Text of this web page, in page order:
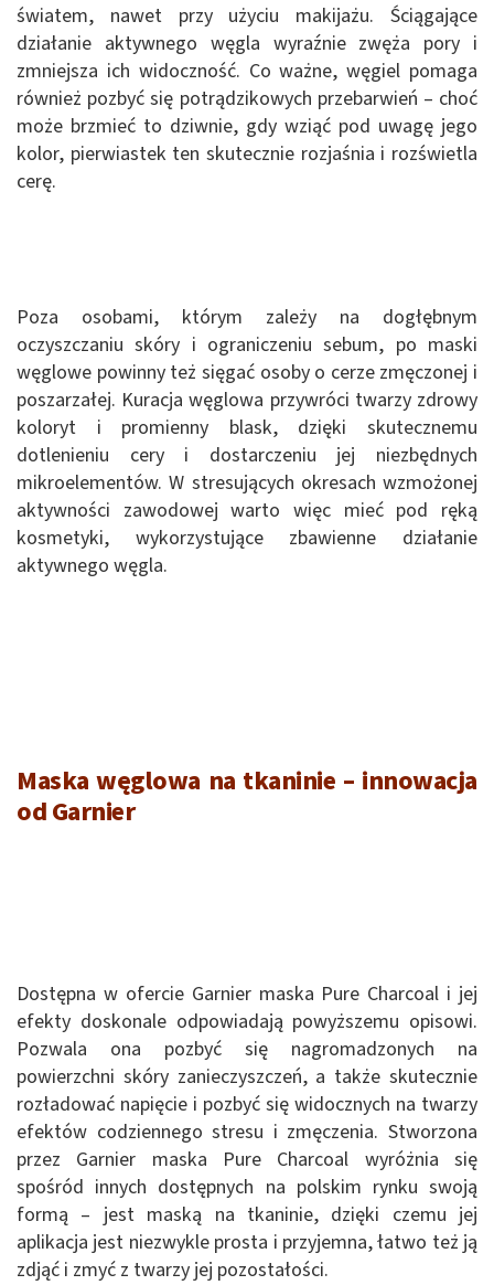
światem, nawet przy użyciu makijażu. Ściągające
działanie aktywnego węgla wyraźnie zwęża pory i
zmniejsza ich widoczność. Co ważne, węgiel pomaga
również pozbyć się potrądzikowych przebarwień – choć
może brzmieć to dziwnie, gdy wziąć pod uwagę jego
kolor, pierwiastek ten skutecznie rozjaśnia i rozświetla
cerę.
Poza osobami, którym zależy na dogłębnym
oczyszczaniu skóry i ograniczeniu sebum, po maski
węglowe powinny też sięgać osoby o cerze zmęczonej i
poszarzałej. Kuracja węglowa przywróci twarzy zdrowy
koloryt i promienny blask, dzięki skutecznemu
dotlenieniu cery i dostarczeniu jej niezbędnych
mikroelementów. W stresujących okresach wzmożonej
aktywności zawodowej warto więc mieć pod ręką
kosmetyki, wykorzystujące zbawienne działanie
aktywnego węgla.
Maska węglowa na tkaninie – innowacja
od Garnier
Dostępna w ofercie Garnier maska Pure Charcoal i jej
efekty doskonale odpowiadają powyższemu opisowi.
Pozwala ona pozbyć się nagromadzonych na
powierzchni skóry zanieczyszczeń, a także skutecznie
rozładować napięcie i pozbyć się widocznych na twarzy
efektów codziennego stresu i zmęczenia. Stworzona
przez Garnier maska Pure Charcoal wyróżnia się
spośród innych dostępnych na polskim rynku swoją
formą – jest maską na tkaninie, dzięki czemu jej
aplikacja jest niezwykle prosta i przyjemna, łatwo też ją
zdjąć i zmyć z twarzy jej pozostałości.